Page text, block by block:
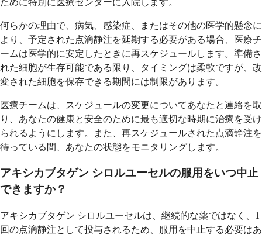
何らかの理由で、病気、感染症、またはその他の医学的懸念に
より、予定された点滴静注を延期する必要がある場合、医療チ
ームは医学的に安定したときに再スケジュールします。準備さ
れた細胞が生存可能である限り、タイミングは柔軟ですが、改
変された細胞を保存できる期間には制限があります。
医療チームは、スケジュールの変更についてあなたと連絡を取
り、あなたの健康と安全のために最も適切な時期に治療を受け
られるようにします。また、再スケジュールされた点滴静注を
待っている間、あなたの状態をモニタリングします。
アキシカブタゲン シロルユーセルの服用をいつ中止
できますか？
アキシカブタゲン シロルユーセルは、継続的な薬ではなく、1
回の点滴静注として投与されるため、服用を中止する必要はあ